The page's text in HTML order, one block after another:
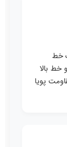
خط
بالا
پویا